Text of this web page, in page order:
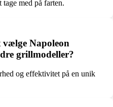
tage med på farten.
vælge Napoleon
grillmodeller?
og effektivitet på en unik